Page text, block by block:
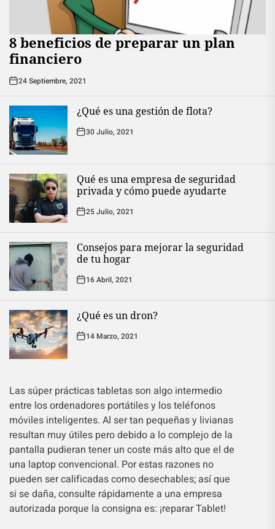
8 beneficios de preparar un plan
financiero
24 Septiembre, 2021
¿Qué es una gestión de flota?
30 Julio, 2021
Qué es una empresa de seguridad
privada y cómo puede ayudarte
25 Julio, 2021
Consejos para mejorar la seguridad
de tu hogar
16 Abril, 2021
¿Qué es un dron?
14 Marzo, 2021
Las súper prácticas tabletas son algo intermedio
entre los ordenadores portátiles y los teléfonos
móviles inteligentes. Al ser tan pequeñas y livianas
resultan muy útiles pero debido a lo complejo de la
pantalla pudieran tener un coste más alto que el de
una laptop convencional. Por estas razones no
pueden ser calificadas como desechables; así que
si se daña, consulte rápidamente a una empresa
autorizada porque la consigna es: ¡reparar Tablet!